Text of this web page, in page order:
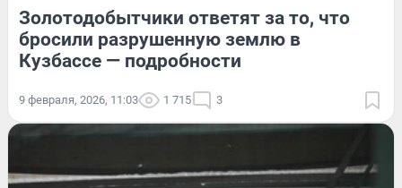
Золотодобытчики ответят за то, что
бросили разрушенную землю в
Кузбассе — подробности
9 февраля, 2026, 11:03 1 715 3